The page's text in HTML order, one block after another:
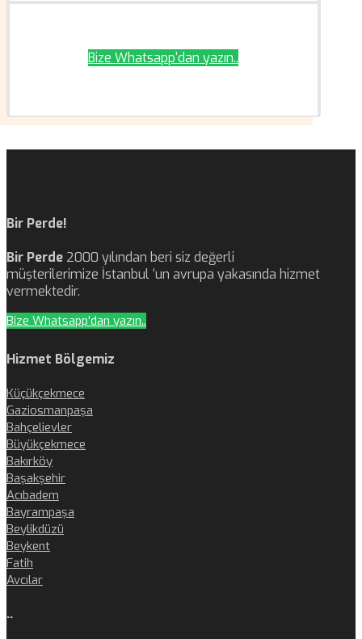
Bize Whatsapp'dan yazın..
Bir Perde!
Bir Perde 2000 yılından beri siz değerli
müşterilerimize İstanbul ‘un avrupa yakasında hizmet
vermektedir.
Bize Whatsapp'dan yazın..
Hizmet Bölgemiz
Küçükçekmece
Gaziosmanpaşa
Bahçelievler
Büyükçekmece
Bakırköy
Başakşehir
Acıbadem
Bayrampaşa
Beylikdüzü
Beykent
Fatih
Avcılar
..